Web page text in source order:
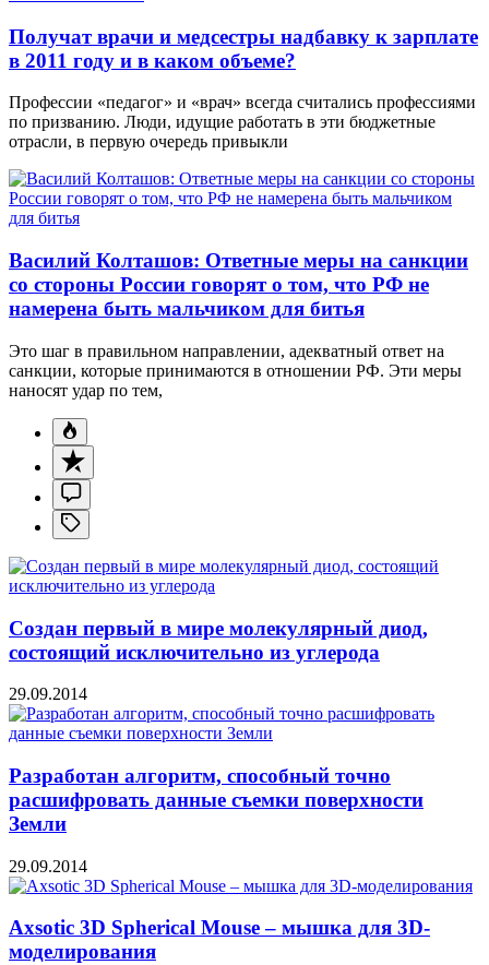
Получат врачи и медсестры надбавку к зарплате
в 2011 году и в каком объеме?
Профессии «педагог» и «врач» всегда считались профессиями
по призванию. Люди, идущие работать в эти бюджетные
отрасли, в первую очередь привыкли
Василий Колташов: Ответные меры на санкции
со стороны России говорят о том, что РФ не
намерена быть мальчиком для битья
Это шаг в правильном направлении, адекватный ответ на
санкции, которые принимаются в отношении РФ. Эти меры
наносят удар по тем,
Создан первый в мире молекулярный диод,
состоящий исключительно из углерода
29.09.2014
Разработан алгоритм, способный точно
расшифровать данные съемки поверхности
Земли
29.09.2014
Axsotic 3D Spherical Mouse – мышка для 3D-
моделирования